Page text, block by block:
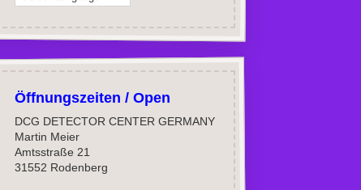
Öffnungszeiten / Open
DCG DETECTOR CENTER GERMANY
Martin Meier
Amtsstraße 21
31552 Rodenberg